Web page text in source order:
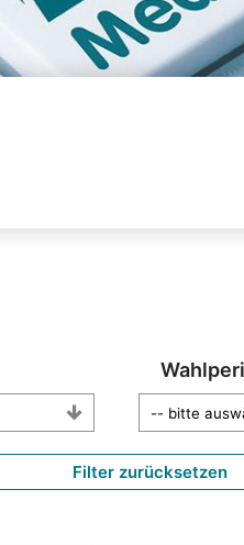
Filter zurücksetzen